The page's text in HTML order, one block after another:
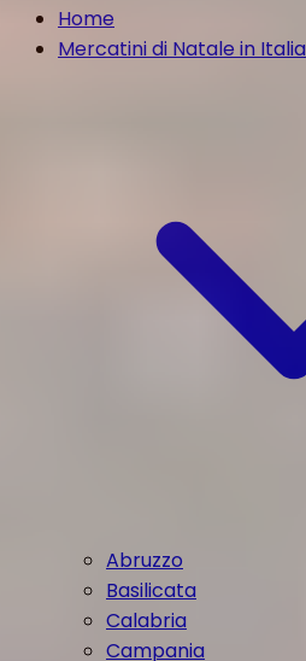
Home
Mercatini di Natale in Italia
Abruzzo
Basilicata
Calabria
Campania